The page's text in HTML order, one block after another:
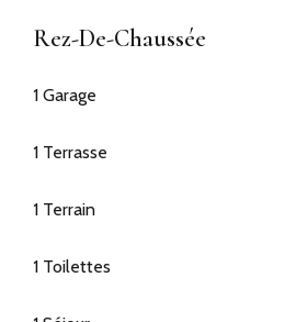
Rez-De-Chaussée
1 Garage
1 Terrasse
1 Terrain
1 Toilettes